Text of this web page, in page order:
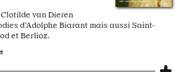
van Dieren
d’Adolphe Biarant mais aussi Saint-
et Berlioz.